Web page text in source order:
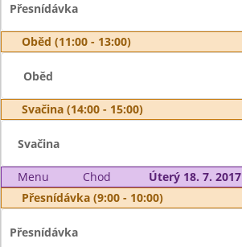
Přesnídávka
Oběd (11:00 - 13:00)
Oběd
Svačina (14:00 - 15:00)
Svačina
Menu Chod
Úterý 18. 7. 2017
Přesnídávka (9:00 - 10:00)
Přesnídávka